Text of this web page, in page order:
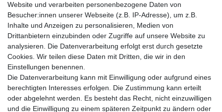
Newsletter-Anmeldung
FAQ / Fragen
Mein Warenkorb
Mein Merkzettel
Mein Konto
UNSER LADENGESCHÄFT
Gottlieb-Daimler-Str. 10
33334 Gütersloh
Website und verarbeiten personenbezogene Daten von
Besucher:innen unserer Webseite (z.B. IP-Adresse), um z.B.
Inhalte und Anzeigen zu personalisieren, Medien von
Drittanbietern einzubinden oder Zugriffe auf unsere Website zu
analysieren. Die Datenverarbeitung erfolgt erst durch gesetzte
Cookies. Wir teilen diese Daten mit Dritten, die wir in den
Einstellungen benennen.
Die Datenverarbeitung kann mit Einwilligung oder aufgrund eines
berechtigten Interesses erfolgen. Die Zustimmung kann erteilt
oder abgelehnt werden. Es besteht das Recht, nicht einzuwilligen
und die Einwilligung zu einem späteren Zeitpunkt zu ändern oder